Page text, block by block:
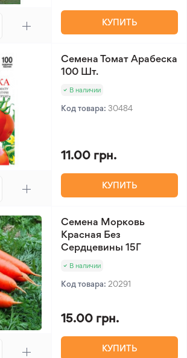
КУПИТЬ
Семена Томат Арабеска
100 Шт.
В наличии
Код товара: 30484
11.00 грн.
КУПИТЬ
Семена Морковь
Красная Без
Сердцевины 15Г
В наличии
Код товара: 20291
15.00 грн.
КУПИТЬ